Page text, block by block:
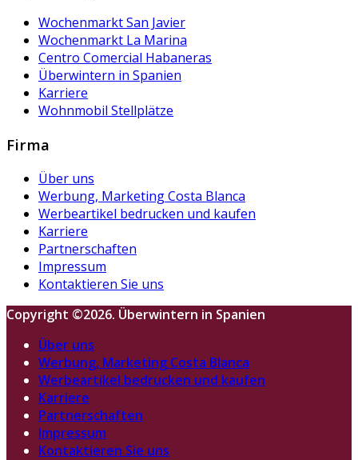
Wochenmarkt San Javier
Wochenmarkt La Marina
Centro Comercial Habaneras
Überwintern in Spanien
Karriere
Wohnmobil Stellplätze
Firma
Über uns
Werbung, Marketing Costa Blanca
Werbeartikel bedrucken und kaufen
Karriere
Partnerschaften
Impressum
Kontaktieren Sie uns
Copyright ©2026. Überwintern in Spanien
Über uns
Werbung, Marketing Costa Blanca
Werbeartikel bedrucken und kaufen
Karriere
Partnerschaften
Impressum
Kontaktieren Sie uns